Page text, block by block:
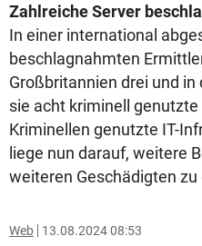
Zahlreiche Server
In einer international
beschlagnahmten
Großbritannien drei und
sie acht kriminell
Kriminellen genutzte IT-
liege nun darauf, weitere
weiteren Geschädigten zu
Web 13.08.2024 08:53